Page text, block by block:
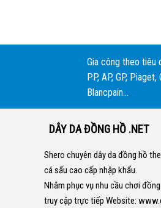
Gia công theo tiêu
PP, AP, GP,
Blancpain...
DÂY DA ĐỒNG HỒ .NET
Shero chuyên dây da đồng hồ
cá sấu cao cấp nhập khẩu.
Nhằm phục vụ nhu cầu chơi
truy cập trực tiếp Website: